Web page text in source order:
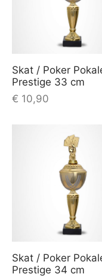
Skat / Poker
Prestige 33 cm
€ 10,90
Skat / Poker
Prestige 34 cm